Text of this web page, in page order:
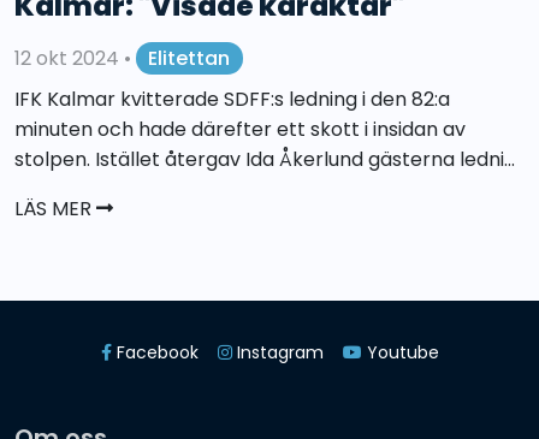
12 okt 2024 •
Elitettan
IFK Kalmar kvitterade SDFF:s ledning i den 82:a
minuten och hade därefter ett skott i insidan av
stolpen. Istället återgav Ida Åkerlund gästerna ledni...
LÄS MER
Facebook Instagram Youtube